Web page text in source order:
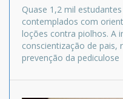
Quase 1,2 mil
contemplados com
loções contra piolhos. A
conscientização de pais,
prevenção da pediculose